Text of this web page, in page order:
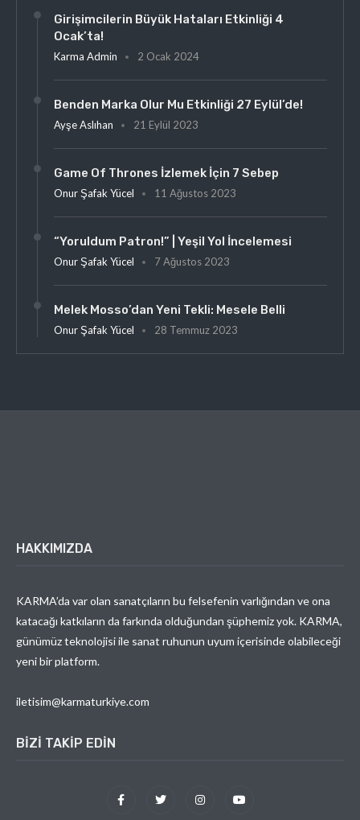
Girişimcilerin Büyük Hataları Etkinliği 4
Ocak’ta!
Karma Admin 2 Ocak 2024
Benden Marka Olur Mu Etkinliği 27 Eylül’de!
Ayşe Aslıhan 21 Eylül 2023
Game Of Thrones İzlemek İçin 7 Sebep
Onur Şafak Yücel 11 Ağustos 2023
“Yoruldum Patron!” | Yeşil Yol İncelemesi
Onur Şafak Yücel 7 Ağustos 2023
Melek Mosso’dan Yeni Tekli: Mesele Belli
Onur Şafak Yücel 28 Temmuz 2023
HAKKIMIZDA
KARMA’da var olan sanatçıların bu felsefenin varlığından ve ona
katacağı katkıların da farkında olduğundan şüphemiz yok. KARMA,
günümüz teknolojisi ile sanat ruhunun uyum içerisinde olabileceği
yeni bir platform.
iletisim@karmaturkiye.com
BIZI TAKIP EDIN